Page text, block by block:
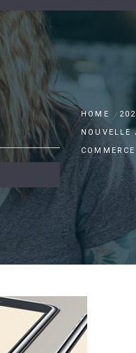
HOME
NOUVELLE
COMMERCE